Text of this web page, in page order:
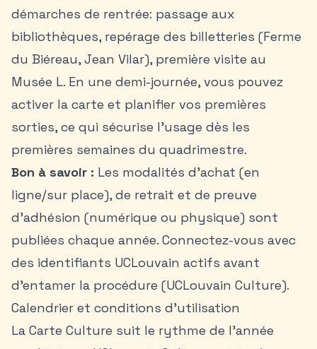
démarches de rentrée: passage aux
bibliothèques, repérage des billetteries (Ferme
du Biéreau, Jean Vilar), première visite au
Musée L. En une demi-journée, vous pouvez
activer la carte et planifier vos premières
sorties, ce qui sécurise l’usage dès les
premières semaines du quadrimestre.
Bon à savoir : Les modalités d’achat (en
ligne/sur place), de retrait et de preuve
d’adhésion (numérique ou physique) sont
publiées chaque année. Connectez-vous avec
des identifiants UCLouvain actifs avant
d’entamer la procédure (UCLouvain Culture).
Calendrier et conditions d’utilisation
La Carte Culture suit le rythme de l’année